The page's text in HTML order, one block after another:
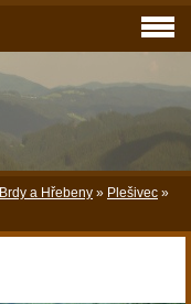
Brdy a Hřebeny » Plešivec »